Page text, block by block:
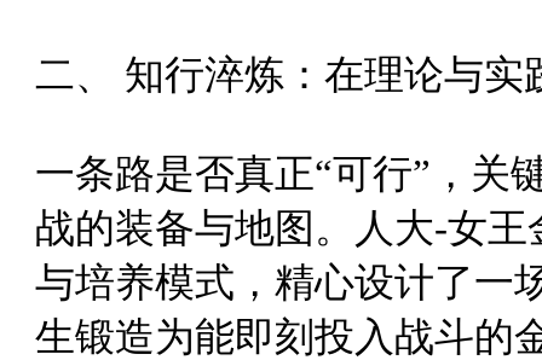
二、 知行淬炼：在理论与实
一条路是否真正“可行”，关
战的装备与地图。
人大-女
与培养模式，精心设计了一
生锻造为能即刻投入战斗的